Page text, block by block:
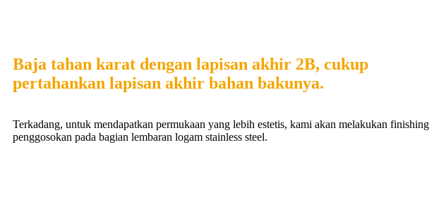
Baja tahan karat dengan lapisan akhir 2B, cukup
pertahankan lapisan akhir bahan bakunya.
Terkadang, untuk mendapatkan permukaan yang lebih estetis, kami akan melakukan finishing
penggosokan pada bagian lembaran logam stainless steel.